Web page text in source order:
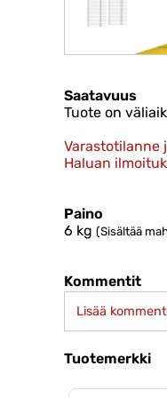
Saatavuus
Tuote on
Varastotilanne
Haluan
Paino
6 kg (Sisältää
Kommentit
Lisää
Tuotemerkki